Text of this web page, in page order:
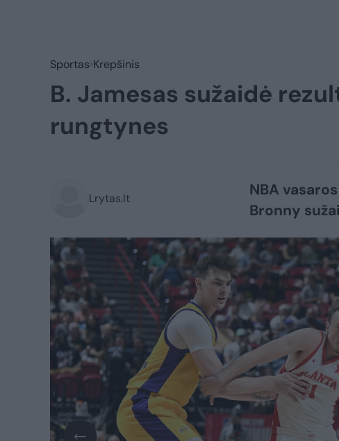
Sportas Krepšinis
B. Jamesas sužaidė
rungtynes
Lrytas.lt
NBA
Bronny